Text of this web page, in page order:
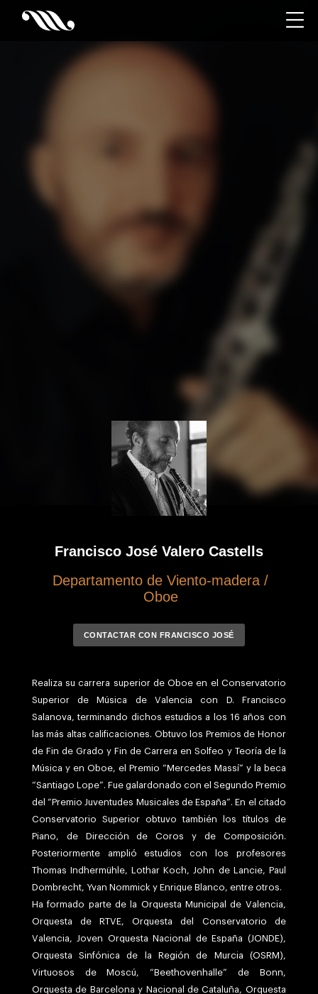
Francisco José Valero Castells
Departamento de Viento-madera /
Oboe
CONTACTAR CON FRANCISCO JOSÉ
Realiza su carrera superior de Oboe en el Conservatorio
Superior de Música de Valencia con D. Francisco
Salanova, terminando dichos estudios a los 16 años con
las más altas calificaciones. Obtuvo los Premios de Honor
de Fin de Grado y Fin de Carrera en Solfeo y Teoría de la
Música y en Oboe, el Premio “Mercedes Massí” y la beca
“Santiago Lope”. Fue galardonado con el Segundo Premio
del “Premio Juventudes Musicales de España”. En el citado
Conservatorio Superior obtuvo también los títulos de
Piano, de Dirección de Coros y de Composición.
Posteriormente amplió estudios con los profesores
Thomas Indhermühle, Lothar Koch, John de Lancie, Paul
Dombrecht, Yvan Nommick y Enrique Blanco, entre otros.
Ha formado parte de la Orquesta Municipal de Valencia,
Orquesta de RTVE, Orquesta del Conservatorio de
Valencia, Joven Orquesta Nacional de España (JONDE),
Orquesta Sinfónica de la Región de Murcia (OSRM),
Virtuosos de Moscú, “Beethovenhalle” de Bonn,
Orquesta de Barcelona y Nacional de Cataluña, Orquesta